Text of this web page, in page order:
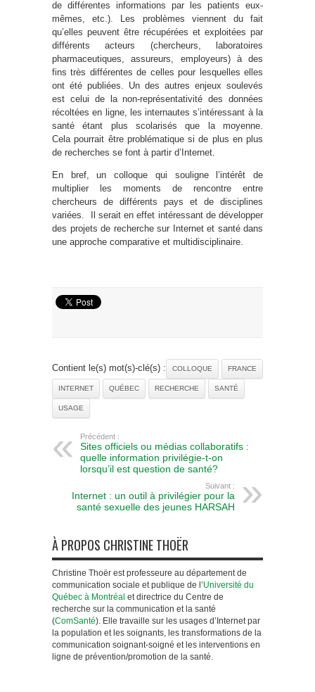
de différentes informations par les patients eux-
mêmes, etc.). Les problèmes viennent du fait
qu’elles peuvent être récupérées et exploitées par
différents acteurs (chercheurs, laboratoires
pharmaceutiques, assureurs, employeurs) à des
fins très différentes de celles pour lesquelles elles
ont été publiées. Un des autres enjeux soulevés
est celui de la non-représentativité des données
récoltées en ligne, les internautes s’intéressant à la
santé étant plus scolarisés que la moyenne.
Cela pourrait être problématique si de plus en plus
de recherches se font à partir d’Internet.
En bref, un colloque qui souligne l’intérêt de
multiplier les moments de rencontre entre
chercheurs de différents pays et de disciplines
variées. Il serait en effet intéressant de développer
des projets de recherche sur Internet et santé dans
une approche comparative et multidisciplinaire.
Contient le(s) mot(s)-clé(s) : COLLOQUE FRANCE
INTERNET QUÉBEC RECHERCHE SANTÉ
USAGE
Précédent :
Sites officiels ou médias collaboratifs :
quelle information privilégie-t-on
lorsqu’il est question de santé?
Suivant :
Internet : un outil à privilégier pour la
santé sexuelle des jeunes HARSAH
À PROPOS CHRISTINE THOËR
Christine Thoër est professeure au département de
communication sociale et publique de l’Université du
Québec à Montréal et directrice du Centre de
recherche sur la communication et la santé
(ComSanté). Elle travaille sur les usages d’Internet par
la population et les soignants, les transformations de la
communication soignant-soigné et les interventions en
ligne de prévention/promotion de la santé.